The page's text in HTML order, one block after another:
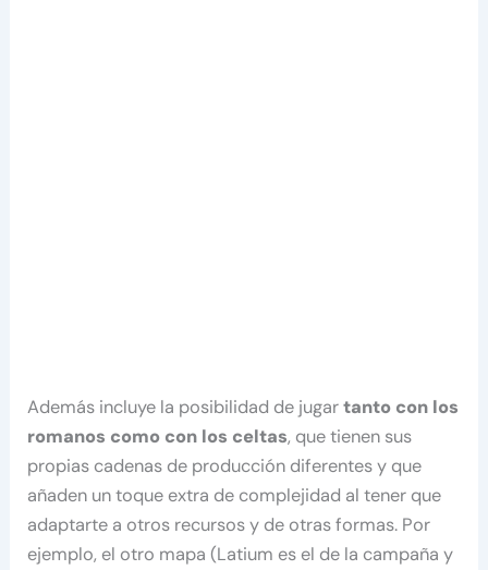
Además incluye la posibilidad de jugartanto con los
romanos como con los celtas, que tienen sus
propias cadenas de producción diferentes y que
añaden un toque extra de complejidad al tener que
adaptarte a otros recursos y de otras formas. Por
ejemplo, el otro mapa (Latium es el de la campaña y